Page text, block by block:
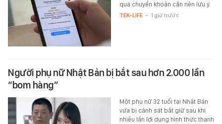
qua chuyển khoản cần nên lưu ý.
TEK-LIFE - 1 giờ trước
Người phụ nữ Nhật Bản bị bắt sau hơn 2.000 lần
“bom hàng”
Một phụ nữ 32 tuổi tại Nhật Bản
vừa bị cảnh sát bắt giữ sau khi
nhiều lần lợi dụng hình thức thanh